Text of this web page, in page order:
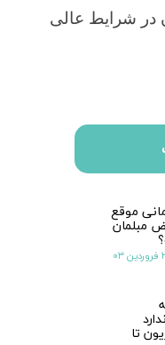
در شرایط عالی
موقع
مبلمان
۰۳
تا